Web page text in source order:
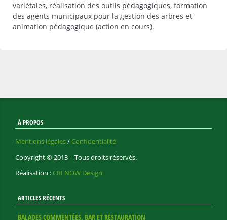
variétales, réalisation des outils pédagogiques, formation
des agents municipaux pour la gestion des arbres et
animation pédagogique (action en cours).
À PROPOS
Mentions légales/ Confidentialité
Copyright © 2013 – Tous droits réservés.
Réalisation : CRENOW Design
ARTICLES RÉCENTS
BALADES COMMENTÉES, BAR ET RESTAURATION